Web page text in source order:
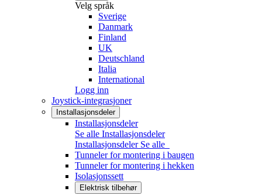
Velg språk
Sverige
Danmark
Finland
UK
Deutschland
Italia
International
Logg inn
Joystick-integrasjoner
Installasjonsdeler
Installasjonsdeler
Se alle Installasjonsdeler
Installasjonsdeler Se alle
Tunneler for montering i baugen
Tunneler for montering i hekken
Isolasjonssett
Elektrisk tilbehør